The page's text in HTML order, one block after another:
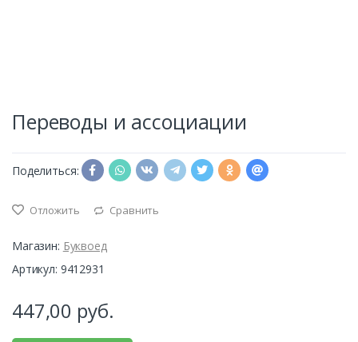
Переводы и ассоциации
Поделиться:
Отложить Сравнить
Магазин: Буквоед
Артикул: 9412931
447,00 руб.